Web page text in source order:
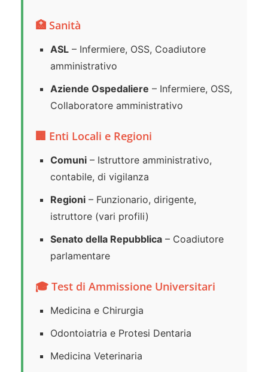
🏥 Sanità
ASL – Infermiere, OSS, Coadiutore
amministrativo
Aziende Ospedaliere – Infermiere, OSS,
Collaboratore amministrativo
🏢 Enti Locali e Regioni
Comuni – Istruttore amministrativo,
contabile, di vigilanza
Regioni – Funzionario, dirigente,
istruttore (vari profili)
Senato della Repubblica – Coadiutore
parlamentare
🎓 Test di Ammissione Universitari
Medicina e Chirurgia
Odontoiatria e Protesi Dentaria
Medicina Veterinaria